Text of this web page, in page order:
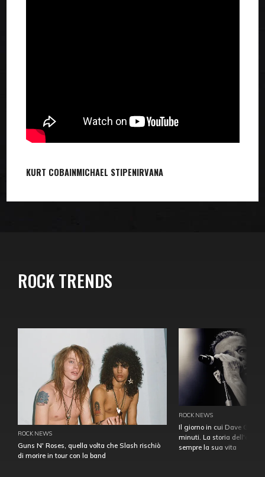
KURT COBAINMICHAEL STIPENIRVANA
ROCK TRENDS
ROCK NEWS
Guns N' Roses, quella volta che Slash rischiò
di morire in tour con la band
ROCK NEWS
Il giorno in cui Dave
minuti. La storia
sempre la sua vita